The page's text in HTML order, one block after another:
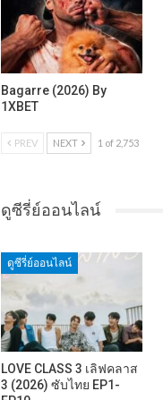
Bagarre (2026) By
1XBET
PREV NEXT 1 of 2,753
ดูซีรี่ย์ออนไลน์
ดูซีรี่ย์ออนไลน์
LOVE CLASS 3 เลิฟคลาส
3 (2026) ซับไทย EP1-